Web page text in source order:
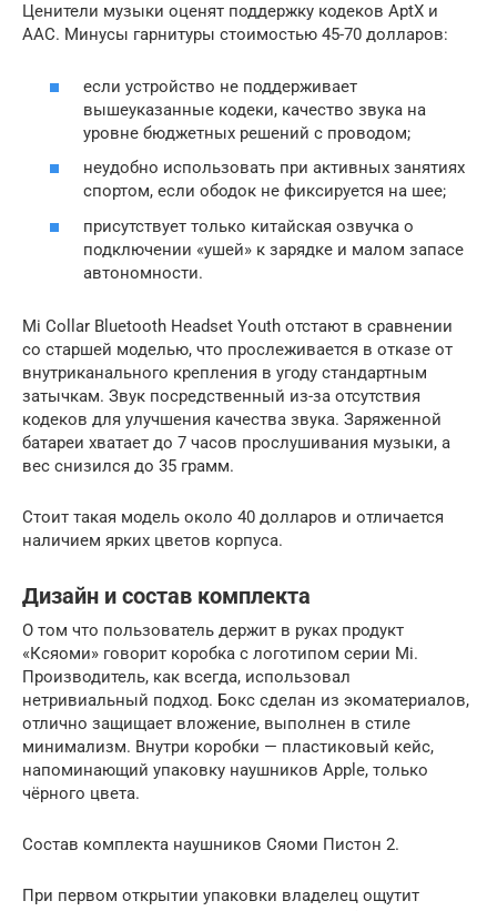
Ценители музыки оценят поддержку кодеков AptX и
AAC. Минусы гарнитуры стоимостью 45-70 долларов:
если устройство не поддерживает
вышеуказанные кодеки, качество звука на
уровне бюджетных решений с проводом;
неудобно использовать при активных занятиях
спортом, если ободок не фиксируется на шее;
присутствует только китайская озвучка о
подключении «ушей» к зарядке и малом запасе
автономности.
Mi Collar Bluetooth Headset Youth отстают в сравнении
со старшей моделью, что прослеживается в отказе от
внутриканального крепления в угоду стандартным
затычкам. Звук посредственный из-за отсутствия
кодеков для улучшения качества звука. Заряженной
батареи хватает до 7 часов прослушивания музыки, а
вес снизился до 35 грамм.
Стоит такая модель около 40 долларов и отличается
наличием ярких цветов корпуса.
Дизайн и состав комплекта
О том что пользователь держит в руках продукт
«Ксяоми» говорит коробка с логотипом серии Mi.
Производитель, как всегда, использовал
нетривиальный подход. Бокс сделан из экоматериалов,
отлично защищает вложение, выполнен в стиле
минимализм. Внутри коробки — пластиковый кейс,
напоминающий упаковку наушников Apple, только
чёрного цвета.
Состав комплекта наушников Сяоми Пистон 2.
При первом открытии упаковки владелец ощутит